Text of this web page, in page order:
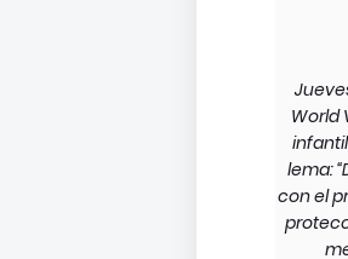
World
lema:
con el